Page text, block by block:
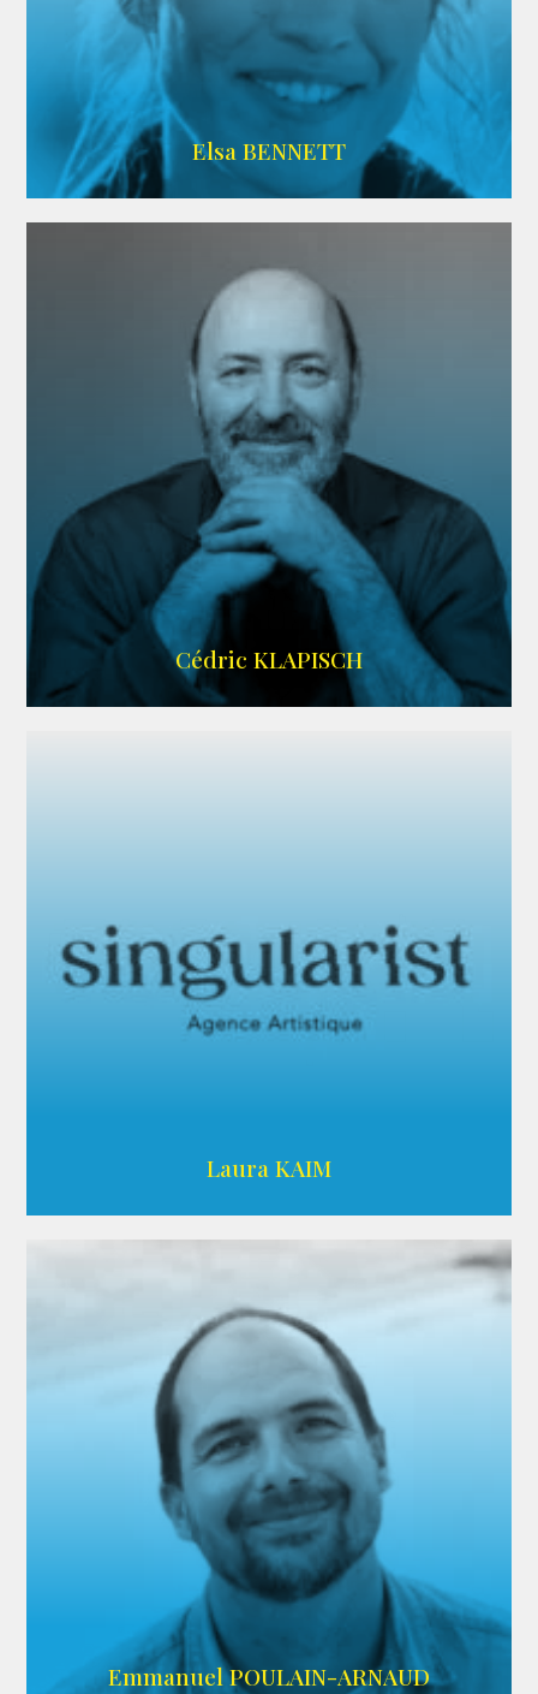
Elsa BENNETT
Cédric KLAPISCH
Laura KAIM
AGENCE SINGULARIST
Emmanuel POULAIN-ARNAUD